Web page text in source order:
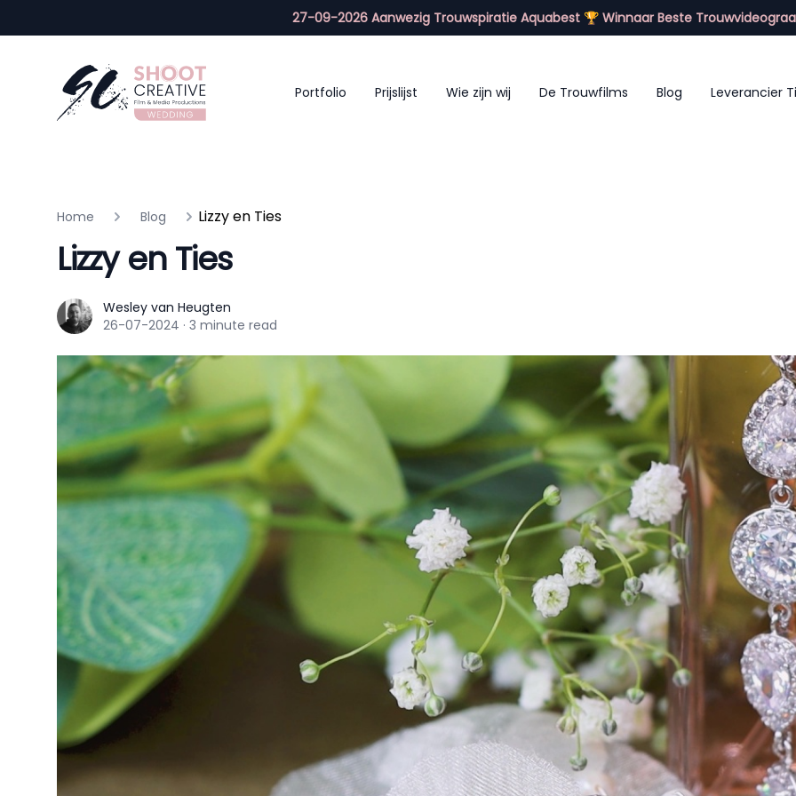
27-09-2026 Aanwezig Trouwspiratie Aquabest 🏆 Winnaar Beste
Portfolio Prijslijst Wie zijn wij De Trouwfilms Blog Leverancier
Home Blog Lizzy en Ties
Lizzy en Ties
Wesley van Heugten
Wesley van Heugten
26-07-2024 · 3 minute read